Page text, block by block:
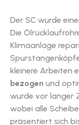
Der SC wurde
Die
Klimaanlage
kleinere Arbeiten
bezogen und
wurde vor langer
wobei alle
präsentiert sich